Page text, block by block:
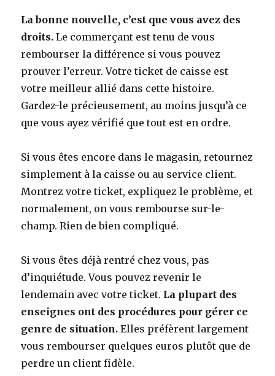
La bonne nouvelle, c’est que vous avez des
droits. Le commerçant est tenu de vous
rembourser la différence si vous pouvez
prouver l’erreur. Votre ticket de caisse est
votre meilleur allié dans cette histoire.
Gardez-le précieusement, au moins jusqu’à ce
que vous ayez vérifié que tout est en ordre.
Si vous êtes encore dans le magasin, retournez
simplement à la caisse ou au service client.
Montrez votre ticket, expliquez le problème, et
normalement, on vous rembourse sur-le-
champ. Rien de bien compliqué.
Si vous êtes déjà rentré chez vous, pas
d’inquiétude. Vous pouvez revenir le
lendemain avec votre ticket. La plupart des
enseignes ont des procédures pour gérer ce
genre de situation. Elles préfèrent largement
vous rembourser quelques euros plutôt que de
perdre un client fidèle.